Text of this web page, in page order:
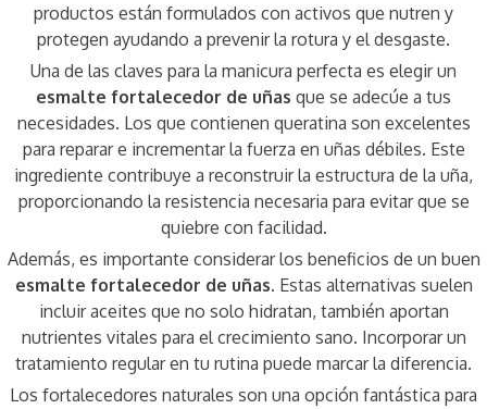
productos están formulados con activos que nutren y
protegen ayudando a prevenir la rotura y el desgaste.
Una de las claves para la manicura perfecta es elegir un
esmalte fortalecedor de uñas que se adecúe a tus
necesidades. Los que contienen queratina son excelentes
para reparar e incrementar la fuerza en uñas débiles. Este
ingrediente contribuye a reconstruir la estructura de la uña,
proporcionando la resistencia necesaria para evitar que se
quiebre con facilidad.
Además, es importante considerar los beneficios de un buen
esmalte fortalecedor de uñas. Estas alternativas suelen
incluir aceites que no solo hidratan, también aportan
nutrientes vitales para el crecimiento sano. Incorporar un
tratamiento regular en tu rutina puede marcar la diferencia.
Los fortalecedores naturales son una opción fantástica para